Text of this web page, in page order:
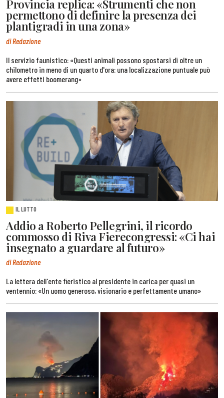
Provincia replica: «Strumenti che non
permettono di definire la presenza dei
plantigradi in una zona»
di Redazione
Il servizio faunistico: «Questi animali possono spostarsi di oltre un
chilometro in meno di un quarto d'ora: una localizzazione puntuale può
avere effetti boomerang»
IL LUTTO
Addio a Roberto Pellegrini, il ricordo
commosso di Riva Fierecongressi: «Ci hai
insegnato a guardare al futuro»
di Redazione
La lettera dell'ente fieristico al presidente in carica per quasi un
ventennio: «Un uomo generoso, visionario e perfettamente umano»